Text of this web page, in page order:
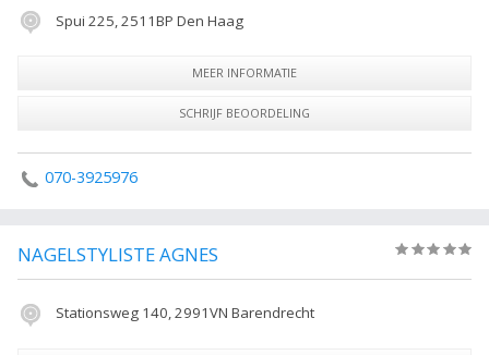
Spui 225, 2511BP Den Haag
MEER INFORMATIE
SCHRIJF BEOORDELING
070-3925976
NAGELSTYLISTE AGNES
Stationsweg 140, 2991VN Barendrecht